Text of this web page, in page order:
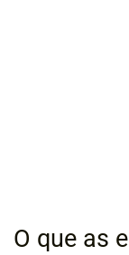
O que as